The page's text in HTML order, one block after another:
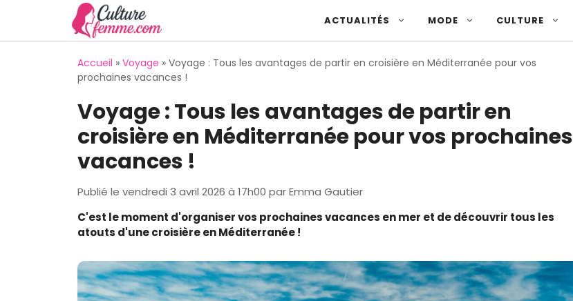
ACTUALITÉS MODE CULTURE
Accueil » Voyage » Voyage : Tous les avantages de partir en croisière en Méditerranée pour vos
prochaines vacances !
Voyage : Tous les avantages de partir en
croisière en Méditerranée pour vos prochaines
vacances !
Publié le vendredi 3 avril 2026 à 17h00 parEmma Gautier
C'est le moment d'organiser vos prochaines vacances en mer et de découvrir tous les
atouts d'une croisière en Méditerranée !